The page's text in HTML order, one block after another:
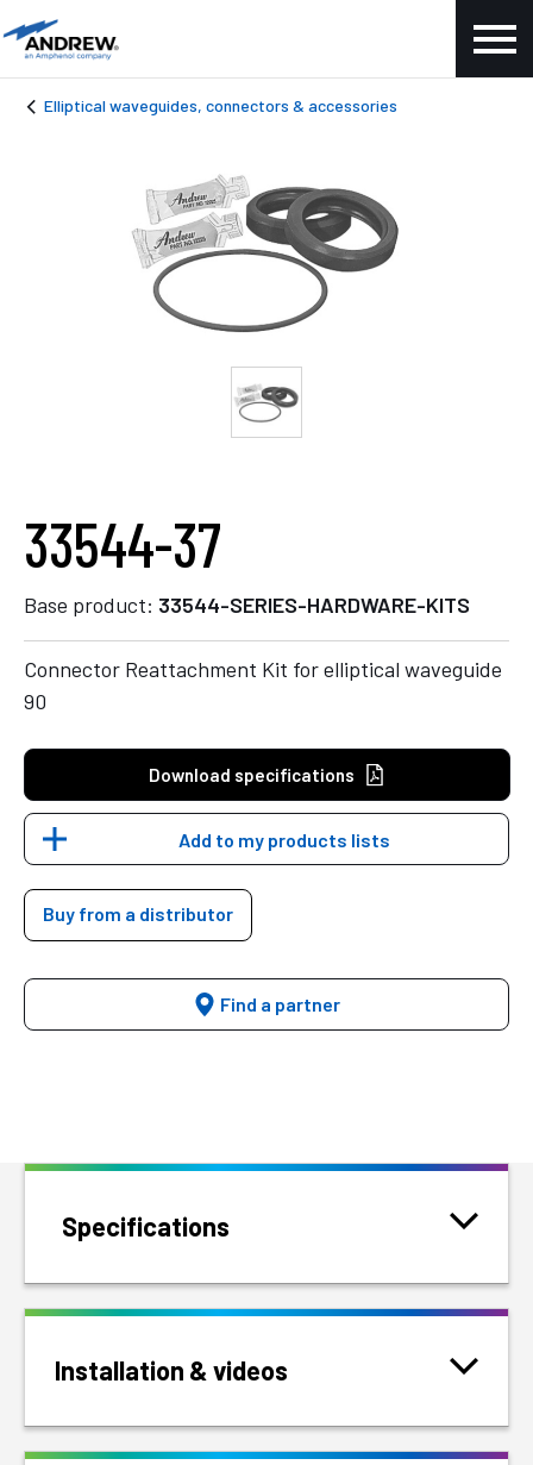
Elliptical waveguides, connectors & accessories
33544-37
Base product: 33544-SERIES-HARDWARE-KITS
Connector Reattachment Kit for elliptical waveguide
90
Download specifications
Add to my products lists
Buy from a distributor
Find a partner
Specifications
Installation & videos